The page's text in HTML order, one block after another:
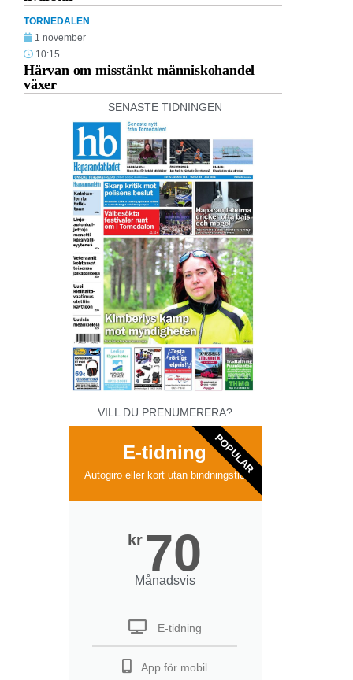
TORNEDALEN
1 november
10:15
Härvan om misstänkt människohandel
växer
SENASTE TIDNINGEN
VILL DU PRENUMERERA?
E-tidning
Autogiro eller kort utan bindningstid
kr 70
Månadsvis
E-tidning
App för mobil
POPULAR